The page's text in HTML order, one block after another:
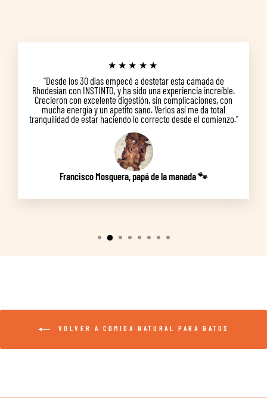
★★★★★
"Desde los 30 días empecé a destetar esta camada de
Rhodesian con INSTINTO, y ha sido una experiencia increíble.
Crecieron con excelente digestión, sin complicaciones, con
mucha energía y un apetito sano. Verlos así me da total
tranquilidad de estar haciendo lo correcto desde el comienzo."
Francisco Mosquera, papá de la manada 🐾
VOLVER A COMIDA NATURAL PARA GATOS